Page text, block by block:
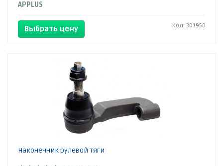
APPLUS
Выбрать цену Код: 301950
Наконечник рулевой тяги